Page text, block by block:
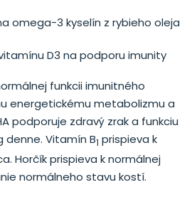
omega-3 kyselín z rybieho oleja
D3 na podporu imunity
funkcii imunitného
energetickému metabolizmu a
podporuje zdravý zrak a funkciu
denne. Vitamín B1 prispieva k
Horčík prispieva k normálnej
normálneho stavu kostí.